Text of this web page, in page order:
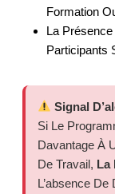
Formation
La
Participants
Signal
Si Le
Davantage À
De Travail, La
L’absence De